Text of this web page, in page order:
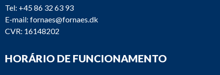
Tel: +45 86 32 63 93
E-mail: fornaes@fornaes.dk
CVR: 16148202
HORÁRIO DE FUNCIONAMENTO